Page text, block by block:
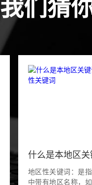
我们猜
地区性关键词：是
中带有地区名称，